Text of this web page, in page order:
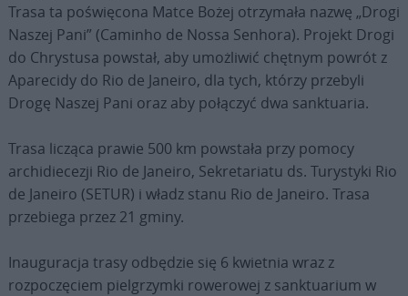
Trasa ta poświęcona Matce Bożej otrzymała nazwę „Drogi
Naszej Pani” (Caminho de Nossa Senhora). Projekt Drogi
do Chrystusa powstał, aby umożliwić chętnym powrót z
Aparecidy do Rio de Janeiro, dla tych, którzy przebyli
Drogę Naszej Pani oraz aby połączyć dwa sanktuaria.
Trasa licząca prawie 500 km powstała przy pomocy
archidiecezji Rio de Janeiro, Sekretariatu ds. Turystyki Rio
de Janeiro (SETUR) i władz stanu Rio de Janeiro. Trasa
przebiega przez 21 gminy.
Inauguracja trasy odbędzie się 6 kwietnia wraz z
rozpoczęciem pielgrzymki rowerowej z sanktuarium w